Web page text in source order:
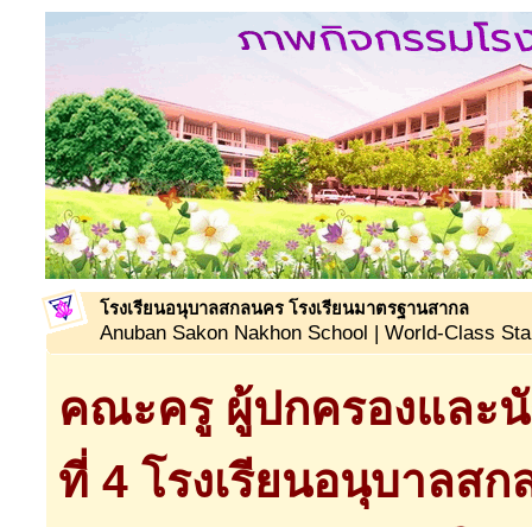
โรงเรียนอนุบาลสกลนคร โรงเรียนมาตรฐานสากล
Anuban Sakon Nakhon School | World-Class
คณะครู ผู้ปกครองและ
ที่ 4 โรงเรียนอนุบาลส